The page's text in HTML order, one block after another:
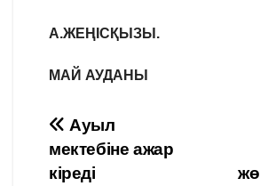
А.ЖЕҢІСҚЫЗЫ.
МАЙ АУДАНЫ
Навигация
по
Ауыл
мектебіне ажар
кіреді